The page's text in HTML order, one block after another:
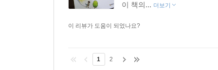
이 책의... 더보기
이 리뷰가 도움이 되었나요?
1 2